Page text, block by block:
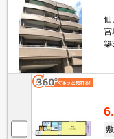
仙
宮
築
敷